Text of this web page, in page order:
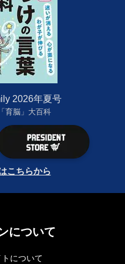
2026年夏号
育脳」大百科
こちらから
について
トについて